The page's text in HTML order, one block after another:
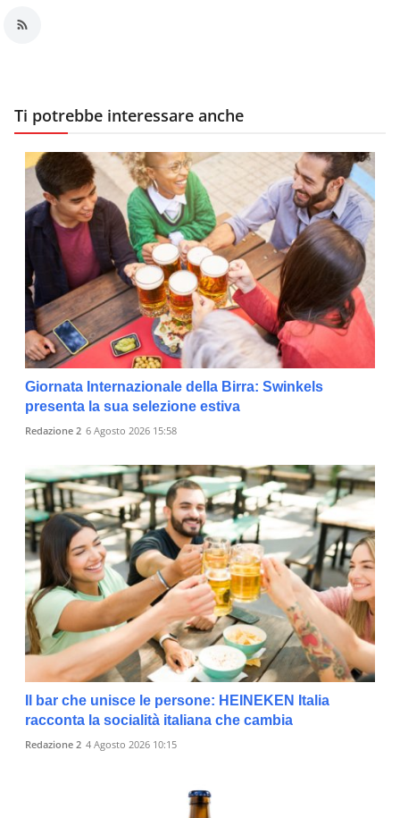
Ti potrebbe interessare anche
Giornata Internazionale della Birra: Swinkels
presenta la sua selezione estiva
Redazione 2 6 Agosto 2026 15:58
Il bar che unisce le persone: HEINEKEN Italia
racconta la socialità italiana che cambia
Redazione 2 4 Agosto 2026 10:15